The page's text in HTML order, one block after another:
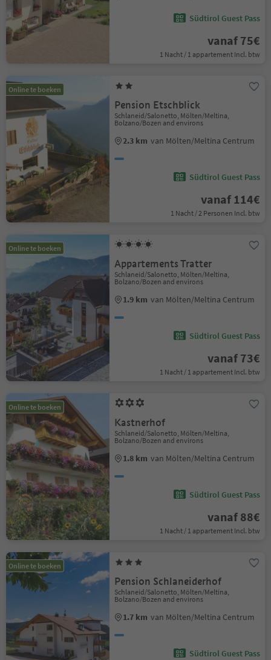
Südtirol Guest Pass
vanaf 75€
1 Nacht / 1 appartement Incl. btw
Online te boeken
Pension Etschblick
Schlaneid/Salonetto, Mölten/Meltina,
Bolzano/Bozen and environs
2.3 km van Mölten/Meltina Centrum
Südtirol Guest Pass
vanaf 114€
1 Nacht / 2 Personen Incl. btw
Online te boeken
Appartements Tratter
Schlaneid/Salonetto, Mölten/Meltina,
Bolzano/Bozen and environs
1.9 km van Mölten/Meltina Centrum
Südtirol Guest Pass
vanaf 73€
1 Nacht / 1 appartement Incl. btw
Online te boeken
Kastnerhof
Schlaneid/Salonetto, Mölten/Meltina,
Bolzano/Bozen and environs
1.8 km van Mölten/Meltina Centrum
Südtirol Guest Pass
vanaf 88€
1 Nacht / 1 appartement Incl. btw
Online te boeken
Pension Schlaneiderhof
Schlaneid/Salonetto, Mölten/Meltina,
Bolzano/Bozen and environs
1.7 km van Mölten/Meltina Centrum
Südtirol Guest Pass